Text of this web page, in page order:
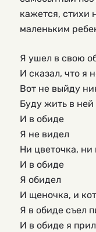
кажется, стихи
маленьким
Я ушел в свою
И сказал, что я
Вот не выйду
Буду жить в ней
И в обиде
Я не видел
Ни цветочка, ни
И в обиде
Я обидел
И щеночка, и
Я в обиде съел
И в обиде я